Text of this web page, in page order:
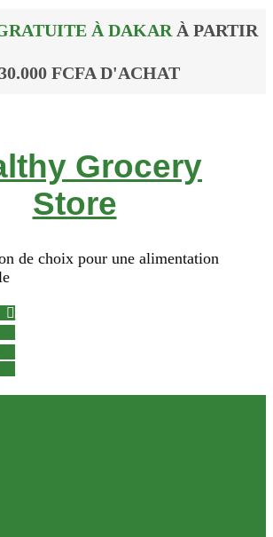
À DAKAR À PARTIR
FCFA D'ACHAT
Grocery
Store
de choix pour une alimentation